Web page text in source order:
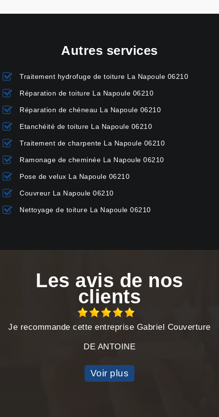
Autres services
Traitement hydrofuge de toiture La Napoule 06210
Réparation de toiture La Napoule 06210
Réparation de chéneau La Napoule 06210
Etanchéité de toiture La Napoule 06210
Traitement de charpente La Napoule 06210
Ramonage de cheminée La Napoule 06210
Pose de velux La Napoule 06210
Couvreur La Napoule 06210
Nettoyage de toiture La Napoule 06210
Les avis de nos
clients
Je recommande cette entreprise Gabriel Couverture
DE ANTOINE
Voir plus